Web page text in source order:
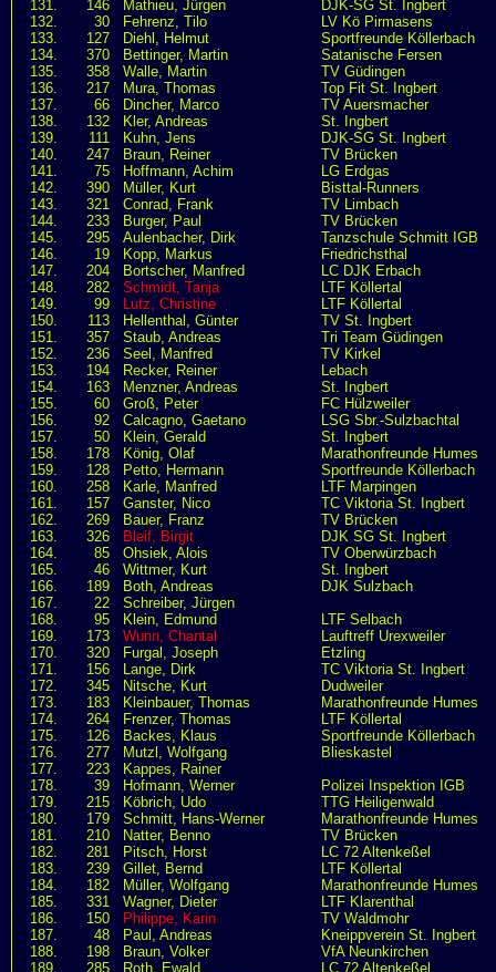
131.
146 Mathieu, Jürgen
DJK-SG St. Ingbert
132.
30 Fehrenz, Tilo
LV Kö Pirmasens
133.
127 Diehl, Helmut
Sportfreunde Köllerbach
134.
370 Bettinger, Martin
Satanische Fersen
135.
358 Walle, Martin
TV Güdingen
136.
217 Mura, Thomas
Top Fit St. Ingbert
137.
66 Dincher, Marco
TV Auersmacher
138.
132 Kler, Andreas
St. Ingbert
139.
111 Kuhn, Jens
DJK-SG St. Ingbert
140.
247 Braun, Reiner
TV Brücken
141.
75 Hoffmann, Achim
LG Erdgas
142.
390 Müller, Kurt
Bisttal-Runners
143.
321 Conrad, Frank
TV Limbach
144.
233 Burger, Paul
TV Brücken
145.
295 Aulenbacher, Dirk
Tanzschule Schmitt IGB
146.
19 Kopp, Markus
Friedrichsthal
147.
204 Bortscher, Manfred
LC DJK Erbach
148.
282 Schmidt, Tanja
LTF Köllertal
149.
99 Lutz, Christine
LTF Köllertal
150.
113 Hellenthal, Günter
TV St. Ingbert
151.
357 Staub, Andreas
Tri Team Güdingen
152.
236 Seel, Manfred
TV Kirkel
153.
194 Recker, Reiner
Lebach
154.
163 Menzner, Andreas
St. Ingbert
155.
60 Groß, Peter
FC Hülzweiler
156.
92 Calcagno, Gaetano
LSG Sbr.-Sulzbachtal
157.
50 Klein, Gerald
St. Ingbert
158.
178 König, Olaf
Marathonfreunde Humes
159.
128 Petto, Hermann
Sportfreunde Köllerbach
160.
258 Karle, Manfred
LTF Marpingen
161.
157 Ganster, Nico
TC Viktoria St. Ingbert
162.
269 Bauer, Franz
TV Brücken
163.
326 Bleif, Birgit
DJK SG St. Ingbert
164.
85 Ohsiek, Alois
TV Oberwürzbach
165.
46 Wittmer, Kurt
St. Ingbert
166.
189 Both, Andreas
DJK Sulzbach
167.
22 Schreiber, Jürgen
168.
95 Klein, Edmund
LTF Selbach
169.
173 Wunn, Chantal
Lauftreff Urexweiler
170.
320 Furgal, Joseph
Etzling
171.
156 Lange, Dirk
TC Viktoria St. Ingbert
172.
345 Nitsche, Kurt
Dudweiler
173.
183 Kleinbauer, Thomas
Marathonfreunde Humes
174.
264 Frenzer, Thomas
LTF Köllertal
175.
126 Backes, Klaus
Sportfreunde Köllerbach
176.
277 Mutzl, Wolfgang
Blieskastel
177.
223
Kappes, Rainer
178.
39 Hofmann, Werner
Polizei Inspektion IGB
179.
215 Köbrich, Udo
TTG Heiligenwald
180.
179 Schmitt, Hans-Werner
Marathonfreunde Humes
181.
210 Natter, Benno
TV Brücken
182.
281 Pitsch, Horst
LC 72 Altenkeßel
183.
239 Gillet, Bernd
LTF Köllertal
184.
182 Müller, Wolfgang
Marathonfreunde Humes
185.
331 Wagner, Dieter
LTF Klarenthal
186.
150 Philippe, Karin
TV Waldmohr
187.
48 Paul, Andreas
Kneippverein St. Ingbert
188.
198 Braun, Volker
VfA Neunkirchen
189.
285 Roth, Ewald
LC 72 Altenkeßel